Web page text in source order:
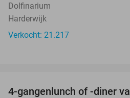
Dolfinarium
Harderwijk
Verkocht: 21.217
4-gangenlunch of -diner